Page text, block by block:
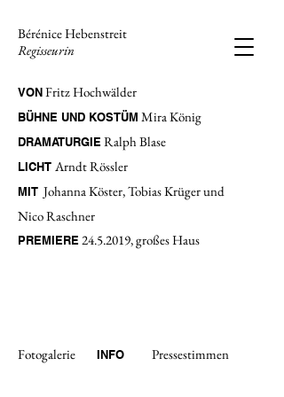
Bérénice Hebenstreit
Regisseurin
VONFritz Hochwälder
BÜHNE UND KOSTÜM Mira König
DRAMATURGIE Ralph Blase
LICHT Arndt Rössler
MIT Johanna Köster, Tobias Krüger und
Nico Raschner
PREMIERE 24.5.2019, großes Haus
Fotogalerie INFO Pressestimmen